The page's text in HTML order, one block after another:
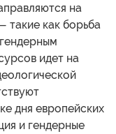
на
такие как борьба
идет на
дня европейских
и гендерные